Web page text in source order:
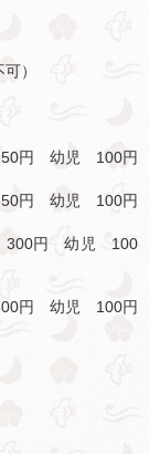
）
円 幼児 100円
円 幼児 100円
300円 幼児 100
円 幼児 100円